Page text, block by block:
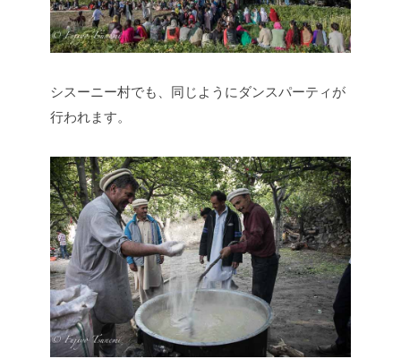
シスーニー村でも、同じようにダンスパーティが
行われます。